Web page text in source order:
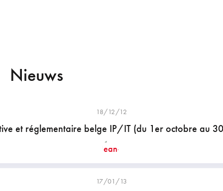
Nieuws
18/12/12
et réglementaire belge IP/IT (du 1er octobre au
17/01/13